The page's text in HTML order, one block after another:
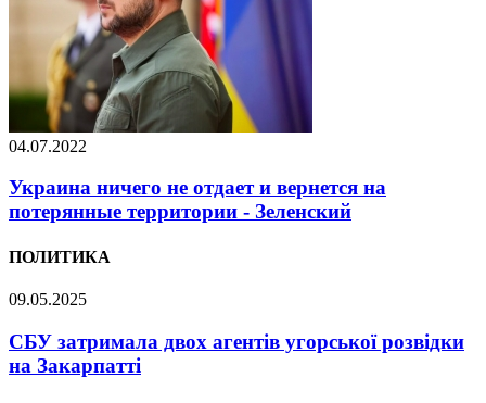
04.07.2022
Украина ничего не отдает и вернется на
потерянные территории - Зеленский
ПОЛИТИКА
09.05.2025
СБУ затримала двох агентів угорської розвідки
на Закарпатті